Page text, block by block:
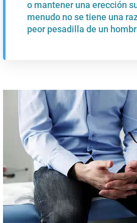
o mantener una erección
menudo no se tiene una
peor pesadilla de un